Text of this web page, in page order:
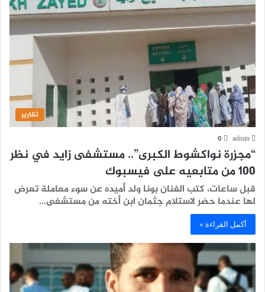
تقارير
admin
0
“مجزرة نواكشوط الكبرى”.. مستشفى زايد في نظر
100 من متابعيه على فيسبوك
قبل ساعات، كتب الفنان بونا ولد أميده عن سوء معاملة تعرض
لها عندما حضر لاستلام جثمان ابن أخته من مستشفى…
أكمل القراءة »